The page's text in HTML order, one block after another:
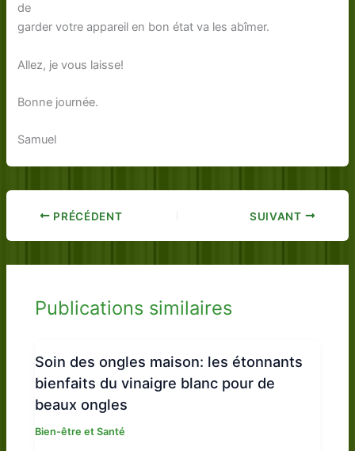
de
garder votre appareil en bon état va les abîmer.
Allez, je vous laisse!
Bonne journée.
Samuel
PRÉCÉDENT SUIVANT
Publications similaires
Soin des ongles maison: les étonnants
bienfaits du vinaigre blanc pour de
beaux ongles
Bien-être et Santé